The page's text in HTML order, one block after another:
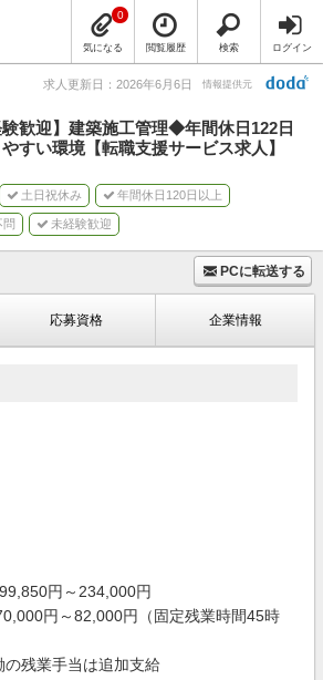
気になる
0
閲覧履歴 検索 ログイン
求人更新日：2026年6月6日 情報提供元
験歓迎】建築施工管理◆年間休日122日
すい環境【転職支援サービス求人】
土日祝休み 年間休日120日以上
問 未経験歓迎
PCに転送する
応募資格 企業情報
円～234,000円
円～82,000円（固定残業時間45時
残業手当は追加支給